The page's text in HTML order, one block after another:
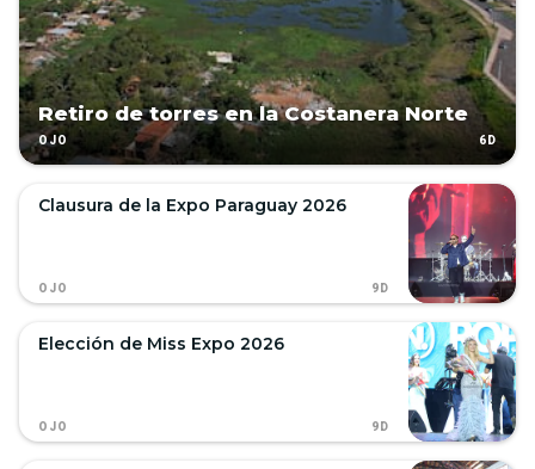
Retiro de torres en la Costanera Norte
OJO 6D
Clausura de la Expo Paraguay 2026
OJO 9D
Elección de Miss Expo 2026
OJO 9D